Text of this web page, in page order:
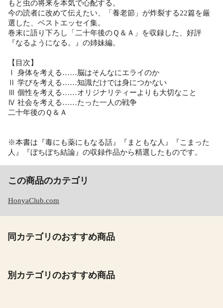
もと虫の将来を本気で心配する。
今の読者に改めて伝えたい、「養老節」が炸裂する22篇を厳
選した、ベストエッセイ集。
巻末に語り下ろし「二十年後のＱ＆Ａ」を収録した、好評
『なるようになる。』の姉妹編。
【目次】
Ⅰ 身体を考える……脳はそんなにエライのか
Ⅱ 学びを考える……知識だけでは身につかない
Ⅲ 個性を考える……オリジナリティーよりも大切なこと
Ⅳ 社会を考える……たった一人の戦争
二十年後のＱ＆Ａ
※本書は『毒にも薬にもなる話』『まともな人』『こまった
人』『ぼちぼち結論』の収録作品から精選したものです。
この商品のカテゴリ
HonyaClub.com
同カテゴリのおすすめ商品
別カテゴリのおすすめ商品